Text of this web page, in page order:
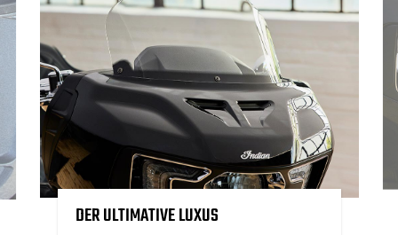
DER ULTIMATIVE LUXUS